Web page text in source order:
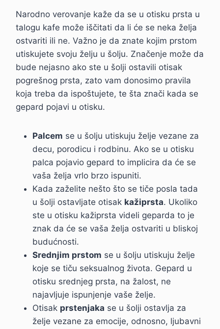
Narodno verovanje kaže da se u otisku prsta u
talogu kafe može iščitati da li će se neka želja
ostvariti ili ne. Važno je da znate kojim prstom
utiskujete svoju želju u šolju. Značenje može da
bude nejasno ako ste u šolji ostavili otisak
pogrešnog prsta, zato vam donosimo pravila
koja treba da ispoštujete, te šta znači kada se
gepard pojavi u otisku.
Palcem se u šolju utiskuju želje vezane za
decu, porodicu i rodbinu. Ako se u otisku
palca pojavio gepard to implicira da će se
vaša želja vrlo brzo ispuniti.
Kada zaželite nešto što se tiče posla tada
u šolji ostavljate otisak kažiprsta. Ukoliko
ste u otisku kažiprsta videli geparda to je
znak da će se vaša želja ostvariti u bliskoj
budućnosti.
Srednjim prstom se u šolju utiskuju želje
koje se tiču seksualnog života. Gepard u
otisku srednjeg prsta, na žalost, ne
najavljuje ispunjenje vaše želje.
Otisak prstenjaka se u šolji ostavlja za
želje vezane za emocije, odnosno, ljubavni